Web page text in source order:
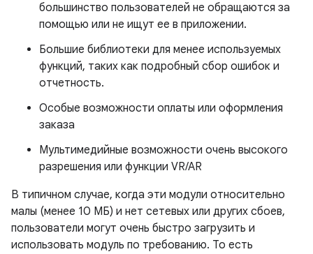
большинство пользователей не обращаются за
помощью или не ищут ее в приложении.
Большие библиотеки для менее используемых
функций, таких как подробный сбор ошибок и
отчетность.
Особые возможности оплаты или оформления
заказа
Мультимедийные возможности очень высокого
разрешения или функции VR/AR
В типичном случае, когда эти модули относительно
малы (менее 10 МБ) и нет сетевых или других сбоев,
пользователи могут очень быстро загрузить и
использовать модуль по требованию. То есть